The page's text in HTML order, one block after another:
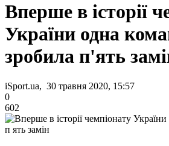
Вперше в історії
України одна
зробила п'ять
iSport.ua, 30 травня 2020, 15:57
0
602